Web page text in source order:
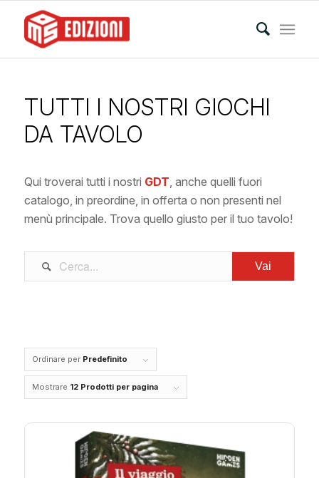
TUTTI I NOSTRI GIOCHI
DA TAVOLO
Qui troverai tutti i nostri GDT , anche quelli fuori
catalogo, in preordine, in offerta o non presenti nel
menù principale. Trova quello giusto per il tuo tavolo!

Ordinare per Predefinito
Mostrare 12 Prodotti per pagina